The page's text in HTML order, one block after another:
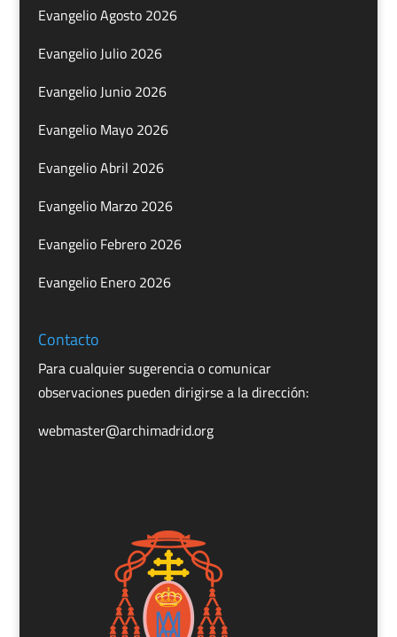
Evangelio Agosto 2026
Evangelio Julio 2026
Evangelio Junio 2026
Evangelio Mayo 2026
Evangelio Abril 2026
Evangelio Marzo 2026
Evangelio Febrero 2026
Evangelio Enero 2026
Contacto
Para cualquier sugerencia o comunicar
observaciones pueden dirigirse a la dirección:
webmaster@archimadrid.org